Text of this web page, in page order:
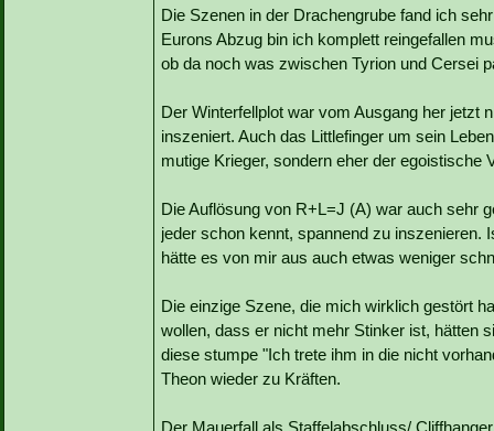
Die Szenen in der Drachengrube fand ich
Eurons Abzug bin ich komplett reingefallen
ob da noch was zwischen Tyrion und Cersei
Der Winterfellplot war vom Ausgang her jetzt
inszeniert. Auch das Littlefinger um sein
mutige Krieger, sondern eher der egoistische
Die Auflösung von R+L=J (A) war auch sehr
jeder schon kennt, spannend zu inszenieren.
hätte es von mir aus auch etwas weniger
Die einzige Szene, die mich wirklich gestört
wollen, dass er nicht mehr Stinker ist, hätten
diese stumpe "Ich trete ihm in die nicht
Theon wieder zu Kräften.